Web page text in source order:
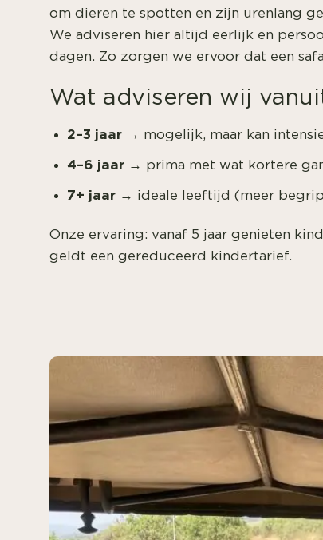
om dieren te spotten en zijn urenlang
We adviseren hier altijd eerlijk en
dagen. Zo zorgen we ervoor dat een
Wat adviseren wij
2–3 jaar → mogelijk, maar kan
4–6 jaar → prima met wat kortere
7+ jaar → ideale leeftijd (meer
Onze ervaring: vanaf 5 jaar genieten
geldt een gereduceerd kindertarief.